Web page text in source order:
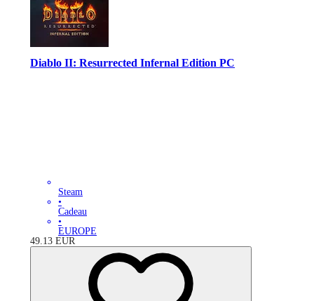
Diablo II: Resurrected Infernal Edition PC
Steam
•
Cadeau
•
EUROPE
49.13 EUR